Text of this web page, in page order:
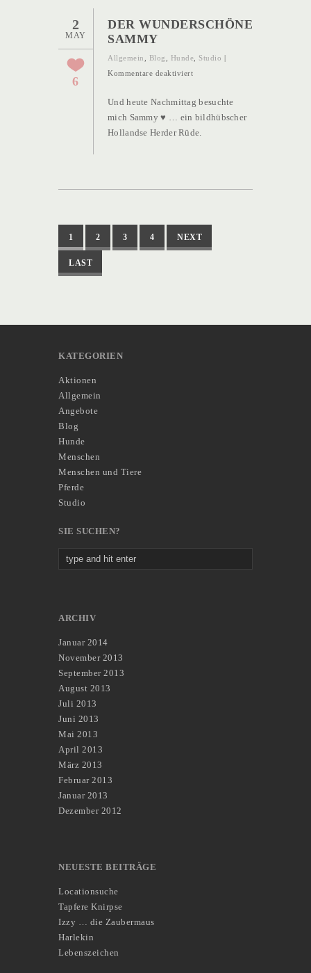
2
MAY
6
DER WUNDERSCHÖNE
SAMMY
Allgemein Blog Hunde Studio |
Kommentare deaktiviertfür
wunderschöne
Sammy
Und heute Nachmittag besuchte
mich Sammy ♥ … ein bildhübscher
Hollandse Herder Rüde.
1 2 3 4 NEXT
LAST
KATEGORIEN
Aktionen
Allgemein
Angebote
Blog
Hunde
Menschen
Menschen und Tiere
Pferde
Studio
SIE SUCHEN?
ARCHIV
Januar 2014
November 2013
September 2013
August 2013
Juli 2013
Juni 2013
Mai 2013
April 2013
März 2013
Februar 2013
Januar 2013
Dezember 2012
NEUESTE BEITRÄGE
Locationsuche
Tapfere Knirpse
Izzy … die Zaubermaus
Harlekin
Lebenszeichen